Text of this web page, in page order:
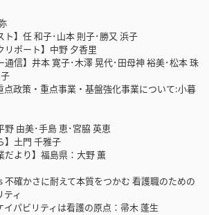
ト】任 和子･山本 則子･勝又 浜子
リポート】中野 夕香里
通信】井本 寛子･木澤 晃代･田母神 裕美･松本 珠
点政策・重点事業・基盤強化事業について:小暮
野 由美･手島 恵･宮脇 英恵
】土門 千雅子
だより】福島県：大野 薫
確かさに耐えて本質をつかむ 看護職のための
ィ
イパビリティは看護の原点：帚木 蓬生